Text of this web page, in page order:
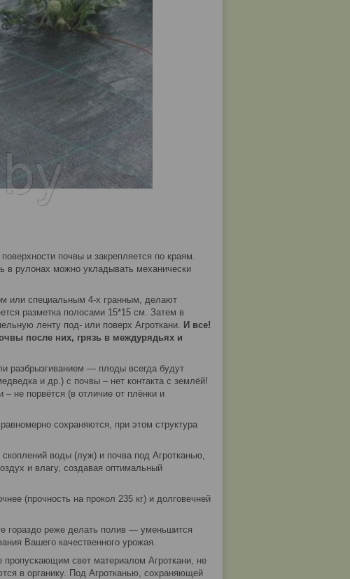
почвы и закрепляется по краям.
в рулонах можно укладывать механически
или специальным 4-х гранным, делают
разметка полосами 15*15 см. Затем в
ленту под- или поверх Агроткани. И все!
после них, грязь в междурядьях и
разбрызгиванием — плоды всегда будут
и др.) с почвы – нет контакта с землёй!
не порвётся (в отличие от плёнки и
сохраняются, при этом структура
скоплений воды (луж) и почва под Агротканью,
и влагу, создавая оптимальный
(прочность на прокол 235 кг) и долговечней
гораздо реже делать полив — уменьшится
Вашего качественного урожая.
свет материалом Агроткани, не
в органику. Под Агротканью, сохраняющей